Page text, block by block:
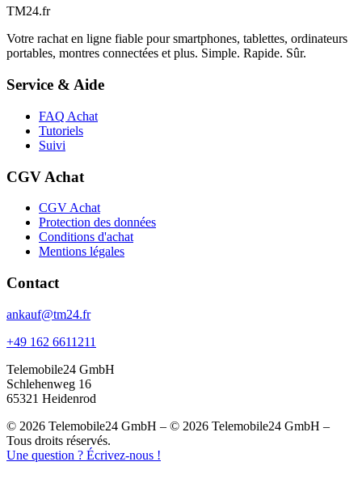
TM24.fr
Votre rachat en ligne fiable pour smartphones, tablettes, ordinateurs
portables, montres connectées et plus. Simple. Rapide. Sûr.
Service & Aide
FAQ Achat
Tutoriels
Suivi
CGV Achat
CGV Achat
Protection des données
Conditions d'achat
Mentions légales
Contact
ankauf@tm24.fr
+49 162 6611211
Telemobile24 GmbH
Schlehenweg 16
65321 Heidenrod
© 2026 Telemobile24 GmbH – © 2026 Telemobile24 GmbH –
Tous droits réservés.
Une question ? Écrivez-nous !